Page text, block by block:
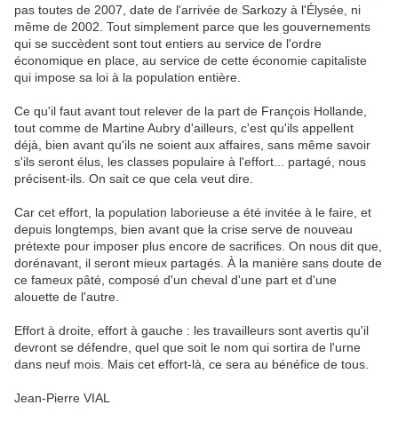
pas toutes de 2007, date de l'arrivée de Sarkozy à l'Élysée, ni
même de 2002. Tout simplement parce que les gouvernements
qui se succèdent sont tout entiers au service de l'ordre
économique en place, au service de cette économie capitaliste
qui impose sa loi à la population entière.
Ce qu'il faut avant tout relever de la part de François Hollande,
tout comme de Martine Aubry d'ailleurs, c'est qu'ils appellent
déjà, bien avant qu'ils ne soient aux affaires, sans même savoir
s'ils seront élus, les classes populaire à l'effort... partagé, nous
précisent-ils. On sait ce que cela veut dire.
Car cet effort, la population laborieuse a été invitée à le faire, et
depuis longtemps, bien avant que la crise serve de nouveau
prétexte pour imposer plus encore de sacrifices. On nous dit que,
dorénavant, il seront mieux partagés. À la manière sans doute de
ce fameux pâté, composé d'un cheval d'une part et d'une
alouette de l'autre.
Effort à droite, effort à gauche : les travailleurs sont avertis qu'il
devront se défendre, quel que soit le nom qui sortira de l'urne
dans neuf mois. Mais cet effort-là, ce sera au bénéfice de tous.
Jean-Pierre VIAL